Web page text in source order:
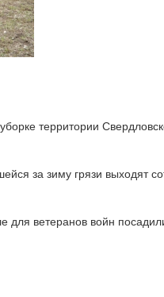
территории
за зиму грязи выходят
для ветеранов войн